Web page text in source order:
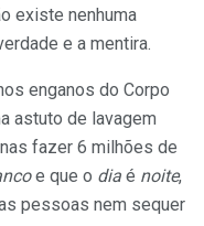
existe nenhuma
e a mentira.
enganos do Corpo
astuto de lavagem
fazer 6 milhões de
e que o dia é noite,
pessoas nem sequer